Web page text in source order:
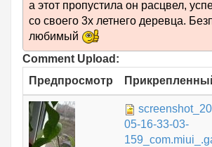
а этот пропустила он расцвел,
со своего 3х летнего деревца.
любимый
Comment Upload:
Предпросмотр
05-16-33-03-